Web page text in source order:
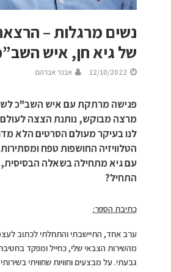
נשים מרגלות –
של גיא חן, איש
12/10/2022 אבנר אברהם
פגישה מרתקת עם איש השב"כ
מרצה מבוקש, נותנת הצצה לעולם
לנו בעיקר מעולם הסרטים הלא
הטלוויזיה החושפות טפח
עם גיא מתחילה בשאלה הבסיסית,
התחיל?
כתיבת הספר:
ערב אחד, התיישבתי והתחלתי לכתוב לעצמי
מהשירות הצבאי שלי, כחייל ומפקד
גבעתי. על מבצעים וחוויות שחוויתי